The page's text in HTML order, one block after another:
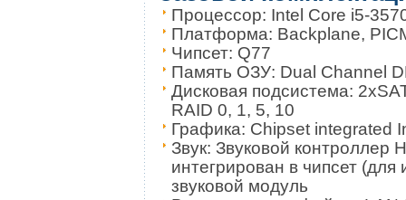
Процессор: Intel Core i5-
Платформа: Backplane,
Чипсет: Q77
Память ОЗУ: Dual Channel
Дисковая подсистема:
RAID 0, 1, 5, 10
Графика: Chipset integrated
Звук: Звуковой контроллер
интегрирован в чипсет
звуковой модуль